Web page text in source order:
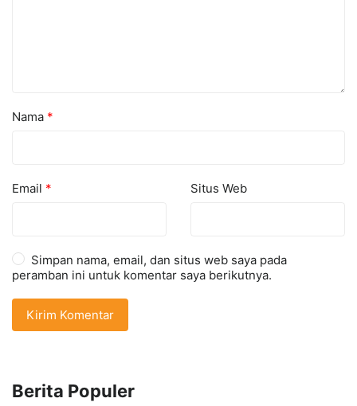
Nama *
Email * Situs Web
Simpan nama, email, dan situs web saya pada
peramban ini untuk komentar saya berikutnya.
Berita Populer